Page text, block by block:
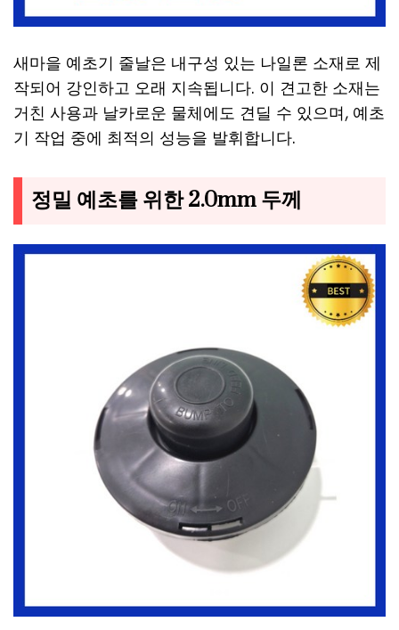
새마을 예초기 줄날은 내구성 있는 나일론 소재로 제
작되어 강인하고 오래 지속됩니다. 이 견고한 소재는
거친 사용과 날카로운 물체에도 견딜 수 있으며, 예초
기 작업 중에 최적의 성능을 발휘합니다.
정밀 예초를 위한 2.0mm 두께